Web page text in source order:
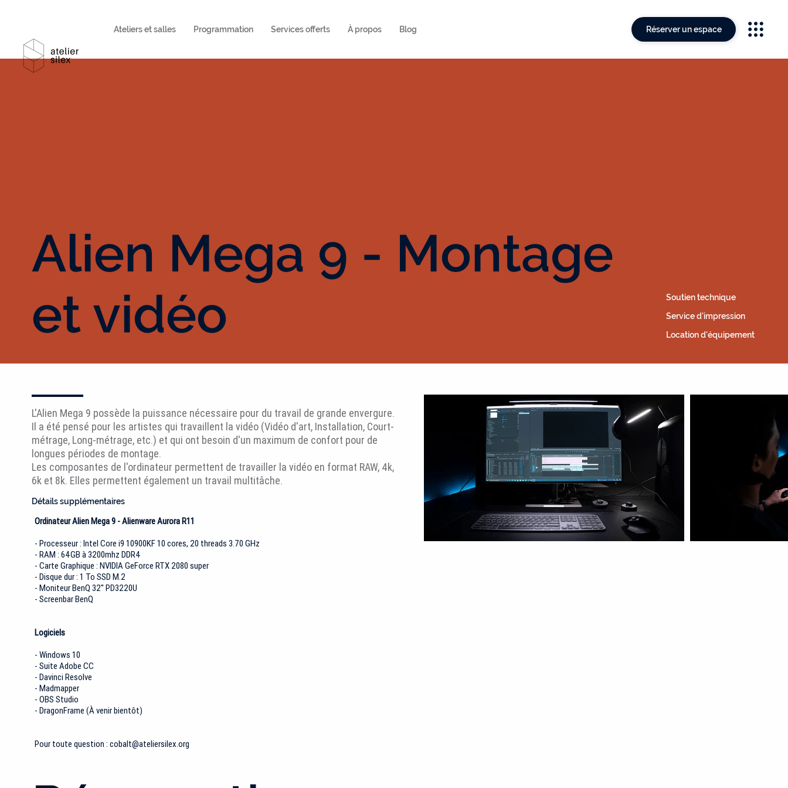
Ateliers et salles Programmation Services offerts À propos Blog Réserver un espace
Alien Mega 9 - Montage
et vidéo
Soutien technique
Service d'impression
Location d'équipement
L'Alien Mega 9 possède la puissance nécessaire pour du travail de grande envergure.
Il a été pensé pour les artistes qui travaillent la vidéo (Vidéo d'art, Installation, Court-
métrage, Long-métrage, etc.) et qui ont besoin d'un maximum de confort pour de
longues périodes de montage.
Les composantes de l'ordinateur permettent de travailler la vidéo en format RAW, 4k,
6k et 8k. Elles permettent également un travail multitâche.
Détails supplémentaires
Ordinateur Alien Mega 9 - Alienware Aurora R11
- Processeur : Intel Core i9 10900KF 10 cores, 20 threads 3.70 GHz
- RAM : 64GB à 3200mhz DDR4
- Carte Graphique : NVIDIA GeForce RTX 2080 super
- Disque dur : 1 To SSD M.2
- Moniteur BenQ 32'' PD3220U
- Screenbar BenQ
Logiciels
- Windows 10
- Suite Adobe CC
- Davinci Resolve
- Madmapper
- OBS Studio
- DragonFrame (À venir bientôt)
Pour toute question : cobalt@ateliersilex.org